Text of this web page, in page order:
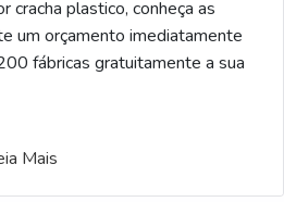
cracha plastico, conheça as
um orçamento imediatamente
fábricas gratuitamente a sua
Mais